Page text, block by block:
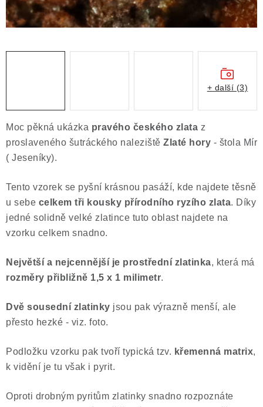
VIDEOGALERIE
Ochrana osobních údajů
Výkup minerálů a drahých kamenů
Formulář pro odstoupení od smlouvy
Moc pěkná ukázka pravého českého zlata z
proslaveného šutráckého naleziště Zlaté hory - štola Mír
( Jeseníky).
Tento vzorek se pyšní krásnou pasáží, kde najdete těsně
u sebe celkem tři kousky přírodního ryzího zlata. Díky
jedné solidně velké zlatince tuto oblast najdete na
vzorku celkem snadno.
Největší a nejcennější je prostřední zlatinka, která má
rozměry přibližně 1,5 x 1 milimetr.
Dvě sousední zlatinky jsou pak výrazně menší, ale
přesto hezké - viz. foto.
Podložku vzorku pak tvoří typická tzv. křemenná matrix,
k vidění je tu však i pyrit.
Oproti drobným pyritům zlatinky snadno rozpoznáte
+ další (3)